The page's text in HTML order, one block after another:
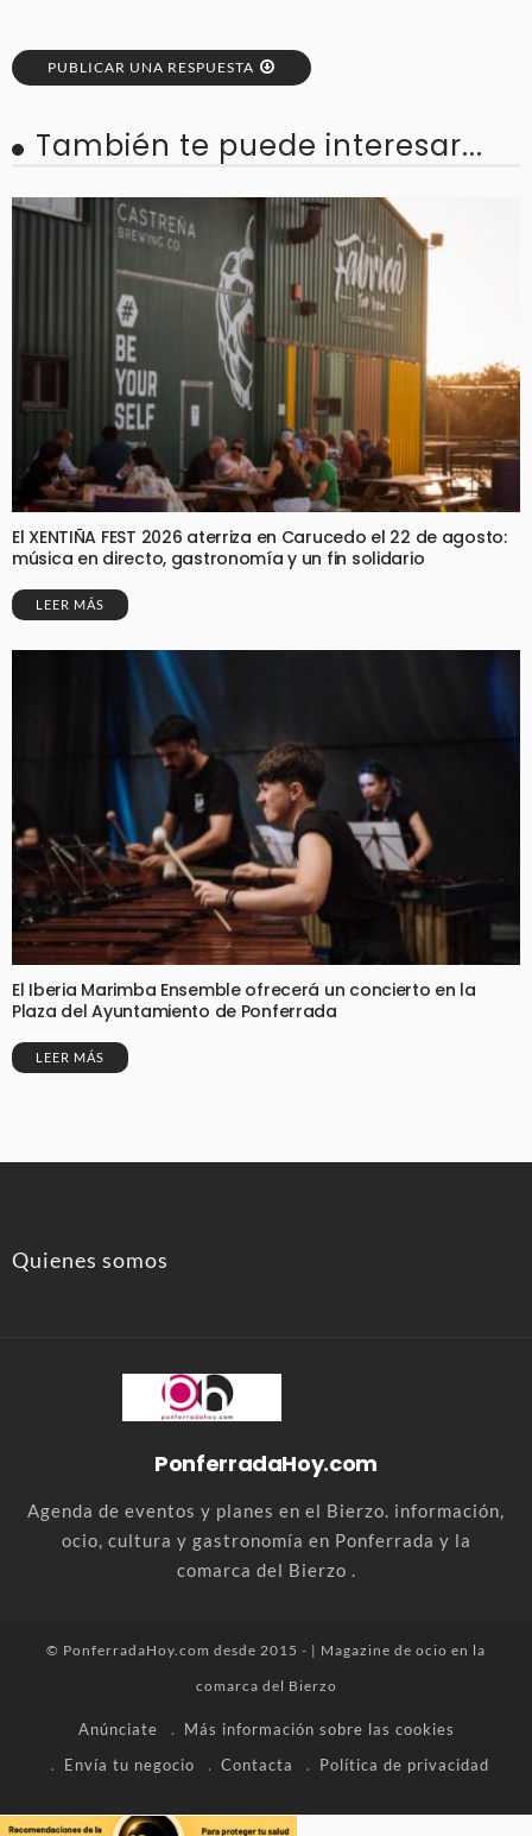
PUBLICAR UNA RESPUESTA
También te puede interesar...
El XENTIÑA FEST 2026 aterriza en Carucedo el 22 de agosto:
música en directo, gastronomía y un fin solidario
LEER MÁS
El Iberia Marimba Ensemble ofrecerá un concierto en la
Plaza del Ayuntamiento de Ponferrada
LEER MÁS
Quienes somos
PonferradaHoy.com
Agenda de eventos y planes en el Bierzo. información,
ocio, cultura y gastronomía en Ponferrada y la
comarca del Bierzo .
© PonferradaHoy.com desde 2015 - | Magazine de ocio en la
comarca del Bierzo
Anúnciate
Más información sobre las cookies
Envía tu negocio
Contacta Política de privacidad